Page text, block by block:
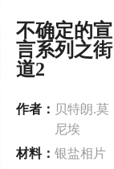
不确定的宣
言系列之街
道2
作者： 贝特朗.莫
尼埃
材料：银盐相片